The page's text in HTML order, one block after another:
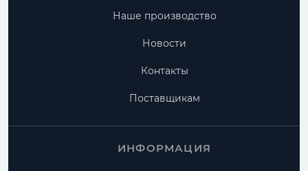
Наше производство
Новости
Контакты
Поставщикам
ИНФОРМАЦИЯ